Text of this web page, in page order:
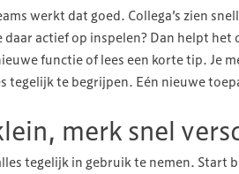
werkt dat goed. Collega’s zien
daar actief op inspelen? Dan helpt
functie of lees een korte tip. Je
tegelijk te begrijpen. Eén nieuwe
merk snel
tegelijk in gebruik te nemen. Start